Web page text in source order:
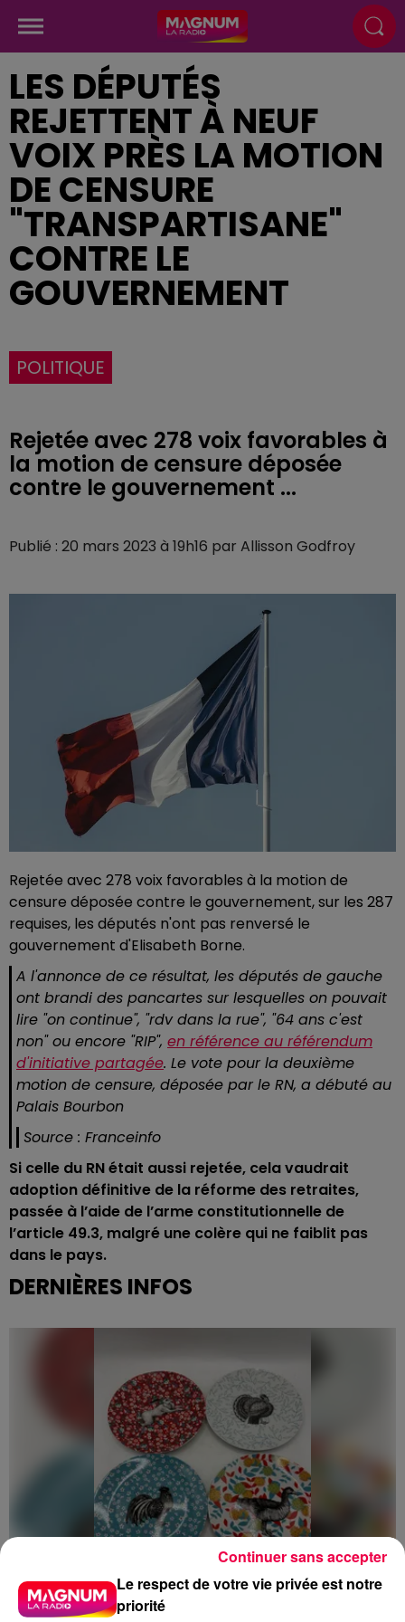
LES DÉPUTÉS
REJETTENT À NEUF
VOIX PRÈS LA MOTION
DE CENSURE
"TRANSPARTISANE"
CONTRE LE
GOUVERNEMENT
POLITIQUE
Rejetée avec 278 voix favorables à
la motion de censure déposée
contre le gouvernement ...
Publié : 20 mars 2023 à 19h16 par Allisson Godfroy
Rejetée avec 278 voix favorables à la motion de
censure déposée contre le gouvernement, sur les 287
requises, les députés n'ont pas renversé le
gouvernement d'Elisabeth Borne.
A l'annonce de ce résultat, les députés de gauche
ont brandi des pancartes sur lesquelles on pouvait
lire "on continue", "rdv dans la rue", "64 ans c'est
non"ou encore "RIP", en référence au référendum
d'initiative partagée. Le vote pour la deuxième
motion de censure, déposée par le RN, a débuté au
Palais Bourbon
Source : Franceinfo
Si celle du RN était aussi rejetée, cela vaudrait
adoption définitive de la réforme des retraites,
passée à l’aide de l’arme constitutionnelle de
l’article 49.3, malgré une colère qui ne faiblit pas
dans le pays.
DERNIÈRES INFOS
Le respect de votre vie privée est notre
priorité
Continuer sans accepter